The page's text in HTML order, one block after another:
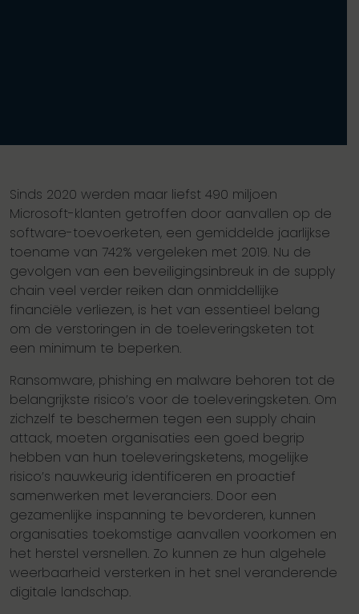
Sinds 2020 werden maar liefst 490 miljoen
Microsoft-klanten getroffen door aanvallen op de
software-toevoerketen, een gemiddelde jaarlijkse
toename van 742% vergeleken met 2019. Nu de
gevolgen van een beveiligingsinbreuk in de supply
chain veel verder reiken dan onmiddellijke
financiële verliezen, is het van essentieel belang
om de verstoringen in de toeleveringsketen tot
een minimum te beperken.
Ransomware, phishing en malware behoren tot de
belangrijkste risico’s voor de toeleveringsketen. Om
zichzelf te beschermen tegen een supply chain
attack, moeten organisaties een goed begrip
hebben van hun toeleveringsketens, mogelijke
risico’s nauwkeurig identificeren en proactief
samenwerken met leveranciers. Door een
gezamenlijke inspanning te bevorderen, kunnen
organisaties toekomstige aanvallen voorkomen en
het herstel versnellen. Zo kunnen ze hun algehele
weerbaarheid versterken in het snel veranderende
digitale landschap.